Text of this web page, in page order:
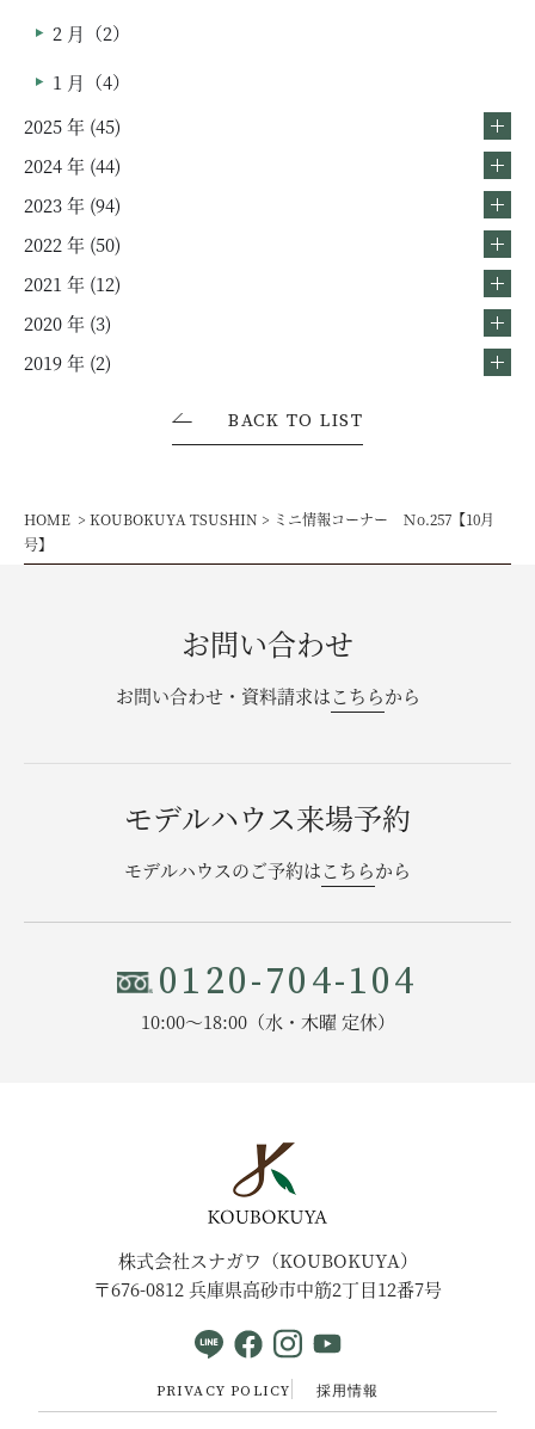
2 月（2）
1 月（4）
2025 年 (45)
2024 年 (44)
2023 年 (94)
2022 年 (50)
2021 年 (12)
2020 年 (3)
2019 年 (2)
BACK TO LIST
HOME KOUBOKUYA TSUSHIN
ミニ情報コーナー Ｎo.257【10月
号】
お問い合わせ
お問い合わせ・資料請求はこちらから
モデルハウス来場予約
モデルハウスのご予約はこちらから
0120-704-104
10:00〜18:00（水・木曜 定休）
株式会社スナガワ（KOUBOKUYA）
〒676-0812 兵庫県高砂市中筋2丁目12番7号
PRIVACY POLICY 採用情報